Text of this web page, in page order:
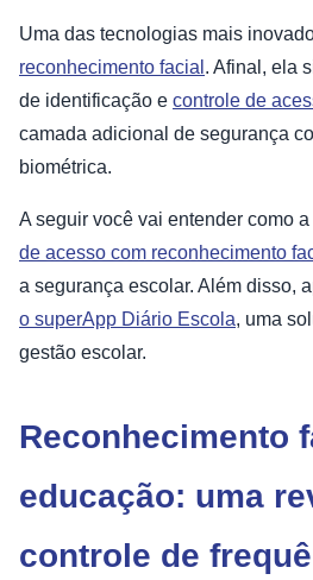
Uma das tecnologias mais
reconhecimento facial . Afinal, ela
de identificação e controle de
camada adicional de segurança
biométrica.
A seguir você vai entender como
de acesso com reconhecimento
a segurança escolar. Além disso,
o superApp Diário Escola, uma
gestão escolar.
Reconhecimento
educação: uma
controle de